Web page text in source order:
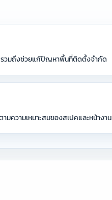
รวมถึงช่วยแก้ปัญหาพื้นที่ติดตั้งจำกัด
มความเหมาะสมของสเปคและหน้างาน